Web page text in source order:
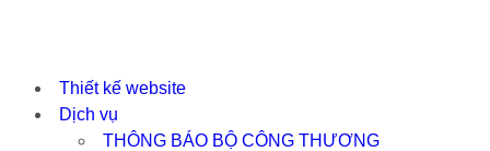
Thiết kế website
Dịch vụ
THÔNG BÁO BỘ CÔNG THƯƠNG